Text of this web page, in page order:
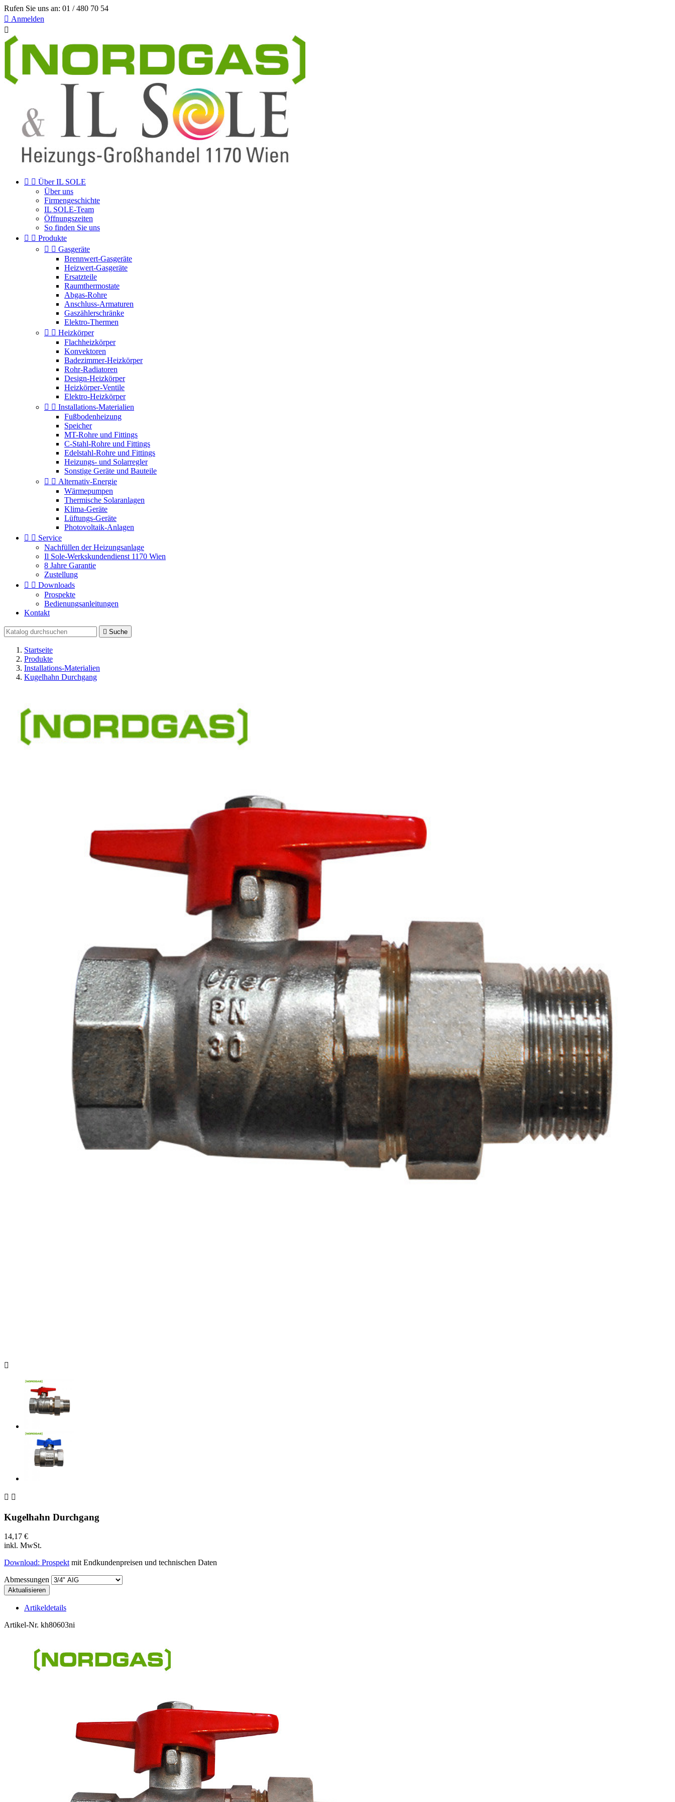
Rufen Sie uns an: 01 / 480 70 54
 Anmelden

  Über IL SOLE
Über uns
Firmengeschichte
IL SOLE-Team
Öffnungszeiten
So finden Sie uns
  Produkte
  Gasgeräte
Brennwert-Gasgeräte
Heizwert-Gasgeräte
Ersatzteile
Raumthermostate
Abgas-Rohre
Anschluss-Armaturen
Gaszählerschränke
Elektro-Thermen
  Heizkörper
Flachheizkörper
Konvektoren
Badezimmer-Heizkörper
Rohr-Radiatoren
Design-Heizkörper
Heizkörper-Ventile
Elektro-Heizkörper
  Installations-Materialien
Fußbodenheizung
Speicher
MT-Rohre und Fittings
C-Stahl-Rohre und Fittings
Edelstahl-Rohre und Fittings
Heizungs- und Solarregler
Sonstige Geräte und Bauteile
  Alternativ-Energie
Wärmepumpen
Thermische Solaranlagen
Klima-Geräte
Lüftungs-Geräte
Photovoltaik-Anlagen
  Service
Nachfüllen der Heizungsanlage
Il Sole-Werkskundendienst 1170 Wien
8 Jahre Garantie
Zustellung
  Downloads
Prospekte
Bedienungsanleitungen
Kontakt
 Suche
Startseite
Produkte
Installations-Materialien
Kugelhahn Durchgang

 
Kugelhahn Durchgang
14,17 €
inkl. MwSt.
Download: Prospektmit Endkundenpreisen und technischen Daten
Abmessungen
Artikeldetails
Artikel-Nr. kh80603ni